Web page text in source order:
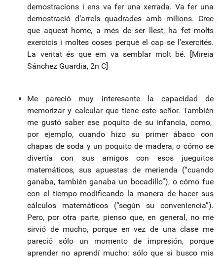
demostracions i ens va fer una xerrada. Va fer una
demostració d’arrels quadrades amb milions. Crec
que aquest home, a més de ser llest, ha fet molts
exercicis i moltes coses perquè el cap se l’exercités.
La veritat és que em va semblar molt bé. [Mireia
Sánchez Guardia, 2n C]
Me pareció muy interesante la capacidad de
memorizar y calcular que tiene este señor. También
me gustó saber ese poquito de su infancia, como,
por ejemplo, cuando hizo su primer ábaco con
chapas de soda y un poquito de madera, o cómo se
divertía con sus amigos con esos jueguitos
matemáticos, sus apuestas de merienda (“cuando
ganaba, también ganaba un bocadillo”), o cómo fue
con el tiempo modificando la manera de hacer sus
cálculos matemáticos (“según su conveniencia”).
Pero, por otra parte, pienso que, en general, no me
sirvió de mucho, porque en vez de una clase me
pareció sólo un momento de impresión, porque
aprender no aprendí mucho: sólo que si busco mis